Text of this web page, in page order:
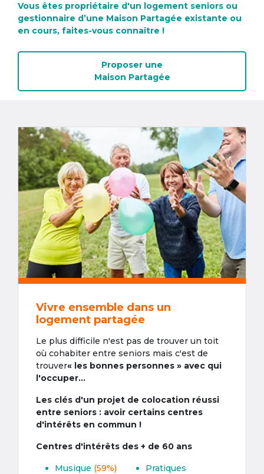
Vous êtes propriétaire d'un logement seniors ou
gestionnaire d’une Maison Partagée existante ou
en cours, faites-vous connaître !
Proposer une
Maison Partagée
Vivre ensemble dans un
logement partagée
Le plus difficile n'est pas de trouver un toit
où cohabiter entre seniors mais c'est de
trouver« les bonnes personnes » avec qui
l'occuper...
Les clés d'un projet de colocation réussi
entre seniors : avoir certains centres
d'intérêts en commun !
Centres d'intérêts des + de 60 ans
Musique (59%)
Pratiques